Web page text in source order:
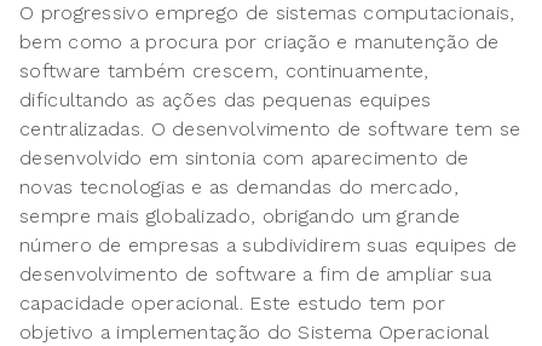
O progressivo emprego de sistemas computacionais,
bem como a procura por criação e manutenção de
software também crescem, continuamente,
dificultando as ações das pequenas equipes
centralizadas. O desenvolvimento de software tem se
desenvolvido em sintonia com aparecimento de
novas tecnologias e as demandas do mercado,
sempre mais globalizado, obrigando um grande
número de empresas a subdividirem suas equipes de
desenvolvimento de software a fim de ampliar sua
capacidade operacional. Este estudo tem por
objetivo a implementação do Sistema Operacional